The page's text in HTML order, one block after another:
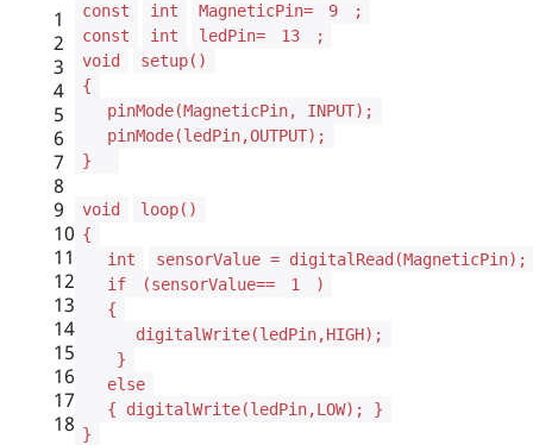
1
2
3
4
5
6
7
8
9
10
11
12
13
14
15
16
17
18
const int MagneticPin= 9
;
const
int ledPin= 13
;
void
setup()
{
pinMode(MagneticPin, INPUT);
pinMode(ledPin,OUTPUT);
}
void
loop()
{
int
sensorValue = digitalRead(MagneticPin);
if
(sensorValue== 1
)
{
digitalWrite(ledPin,HIGH);
}
else
{ digitalWrite(ledPin,LOW); }
}